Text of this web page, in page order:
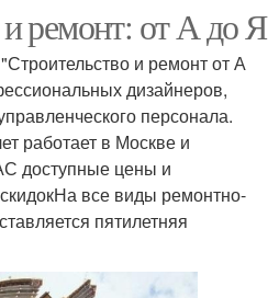
ремонт: от А до Я
и ремонт от А
дизайнеров,
персонала.
работает в Москве и
доступные цены и
все виды ремонтно-
пятилетняя